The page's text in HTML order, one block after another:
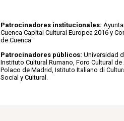
Patrocinadores institucionales:
Cuenca Capital Cultural Europea 2016 y
de Cuenca
Patrocinadores públicos: Universidad
Instituto Cultural Rumano, Foro Cultural
Polaco de Madrid, Istituto Italiano di
Social y Cultural.